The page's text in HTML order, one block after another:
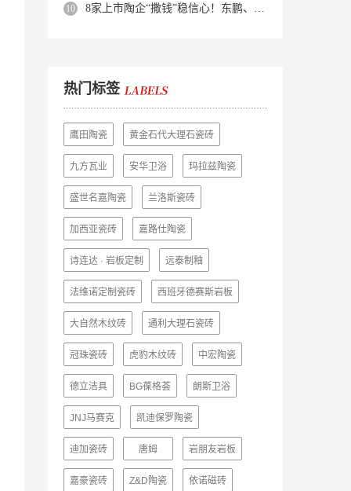
8家上市陶企“撒钱”稳信心！东鹏、蒙娜丽莎等启动回购增持
热门标签
鹰田陶瓷 黄金石代大理石瓷砖
九方瓦业 安华卫浴 玛拉兹陶瓷
盛世名嘉陶瓷 兰洛斯瓷砖
加西亚瓷砖 嘉路仕陶瓷
诗连达 · 岩板定制 远泰制釉
法维诺定制瓷砖 西班牙德赛斯岩板
大自然木纹砖 通利大理石瓷砖
冠珠瓷砖 虎豹木纹砖 中宏陶瓷
德立洁具 BG葆格荟 朗斯卫浴
JNJ马赛克 凯迪保罗陶瓷
迪加瓷砖 唐姆 岩朋友岩板
嘉豪瓷砖 Z&D陶瓷 依诺磁砖